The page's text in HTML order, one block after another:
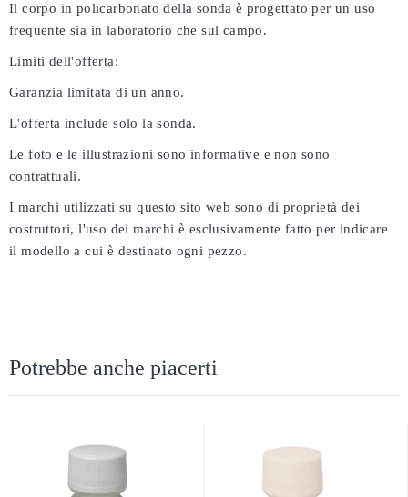
Il corpo in policarbonato della sonda è progettato per un uso
frequente sia in laboratorio che sul campo.
Limiti dell'offerta:
Garanzia limitata di un anno.
L'offerta include solo la sonda.
Le foto e le illustrazioni sono informative e non sono
contrattuali.
I marchi utilizzati su questo sito web sono di proprietà dei
costruttori, l'uso dei marchi è esclusivamente fatto per indicare
il modello a cui è destinato ogni pezzo.
Potrebbe anche piacerti